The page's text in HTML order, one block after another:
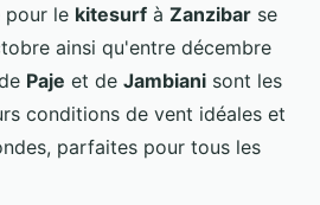
pour le kitesurf à Zanzibar se
ainsi qu'entre décembre
Paje et de Jambiani sont les
conditions de vent idéales et
parfaites pour tous les